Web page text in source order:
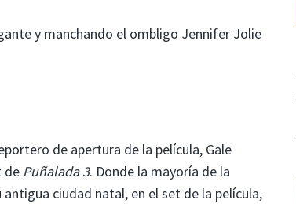
y manchando el ombligo Jennifer Jolie
de apertura de la película, Gale
de Puñalada 3. Donde la mayoría de la
ciudad natal, en el set de la película,